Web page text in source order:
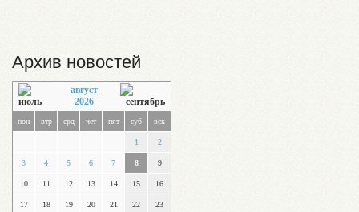
Архив новостей
август
2026
пон втр срд чет пят суб вск
1 2
3 4 5 6 7 8 9
10 11 12 13 14 15 16
17 18 19 20 21 22 23